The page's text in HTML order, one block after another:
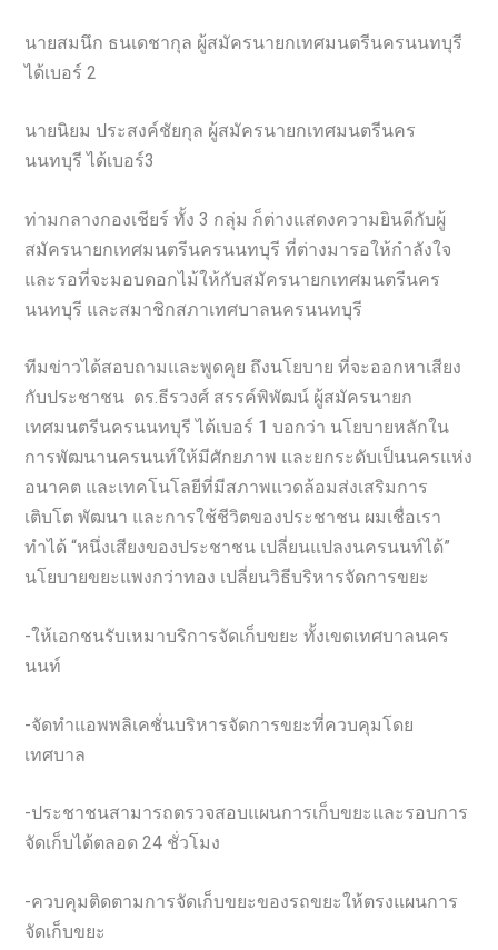
นายสมนึก ธนเดชากุล ผู้สมัครนายกเทศมนตรีนครนนทบุรี
ได้เบอร์ 2
นายนิยม ประสงค์ชัยกุล ผู้สมัครนายกเทศมนตรีนคร
นนทบุรี ได้เบอร์3
ท่ามกลางกองเชียร์ ทั้ง 3 กลุ่ม ก็ต่างแสดงความยินดีกับผู้
สมัครนายกเทศมนตรีนครนนทบุรี ที่ต่างมารอให้กำลังใจ
และรอที่จะมอบดอกไม้ให้กับสมัครนายกเทศมนตรีนคร
นนทบุรี และสมาชิกสภาเทศบาลนครนนทบุรี
ทีมข่าวได้สอบถามและพูดคุย ถึงนโยบาย ที่จะออกหาเสียง
กับประชาชน ดร.ธีรวงศ์ สรรค์พิพัฒน์ ผู้สมัครนายก
เทศมนตรีนครนนทบุรี ได้เบอร์ 1 บอกว่า นโยบายหลักใน
การพัฒนานครนนท์ให้มีศักยภาพ และยกระดับเป็นนครแห่ง
อนาคต และเทคโนโลยีที่มีสภาพแวดล้อมส่งเสริมการ
เติบโต พัฒนา และการใช้ชีวิตของประชาชน ผมเชื่อเรา
ทำได้ “หนึ่งเสียงของประชาชน เปลี่ยนแปลงนครนนท์ได้”
นโยบายขยะแพงกว่าทอง เปลี่ยนวิธีบริหารจัดการขยะ
-ให้เอกชนรับเหมาบริการจัดเก็บขยะ ทั้งเขตเทศบาลนคร
นนท์
-จัดทำแอพพลิเคชั่นบริหารจัดการขยะที่ควบคุมโดย
เทศบาล
-ประชาชนสามารถตรวจสอบแผนการเก็บขยะและรอบการ
จัดเก็บได้ตลอด 24 ชั่วโมง
-ควบคุมติดตามการจัดเก็บขยะของรถขยะให้ตรงแผนการ
จัดเก็บขยะ